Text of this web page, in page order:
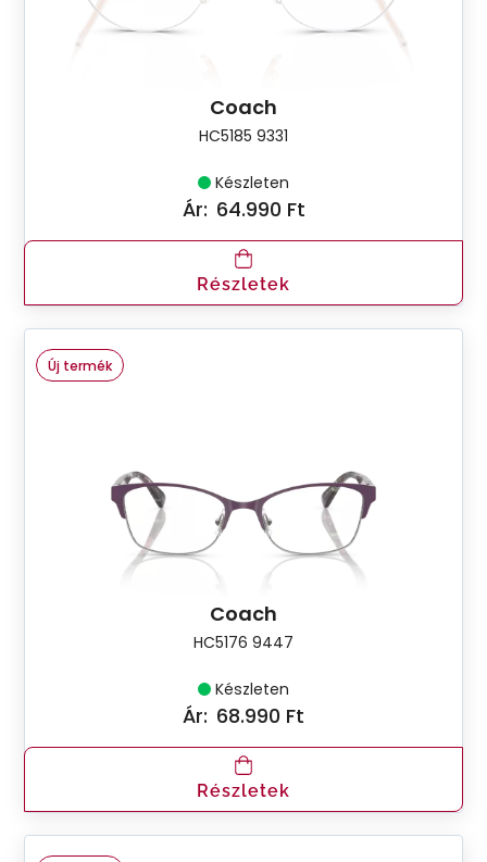
Coach
HC5185 9331
Készleten
Ár: 64.990 Ft
Részletek
Új termék
Coach
HC5176 9447
Készleten
Ár: 68.990 Ft
Részletek